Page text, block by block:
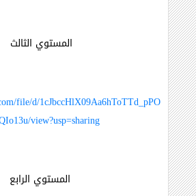
المستوي الثالث
file/d/1cJbccHlX09Aa6hToTTd_pPO
view?usp=sharing
المستوي الرابع